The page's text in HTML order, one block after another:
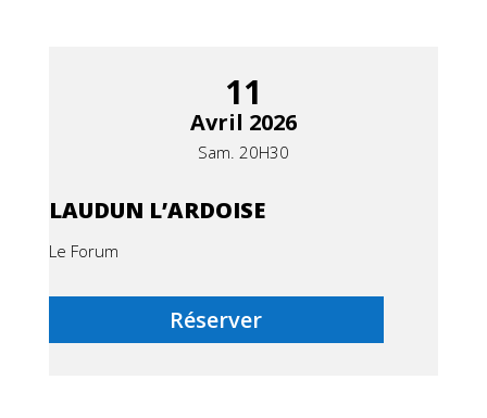
11
Avril 2026
Sam. 20H30
LAUDUN L’ARDOISE
Le Forum
Réserver